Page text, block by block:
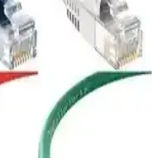
Ethernet kablosu, yüksek
için ideal,
teknolojisiyle güvenilir veri
FTP Ethernet
veri transferi sağlayan CAT7
çeşitli renk seçenekleriyle ev